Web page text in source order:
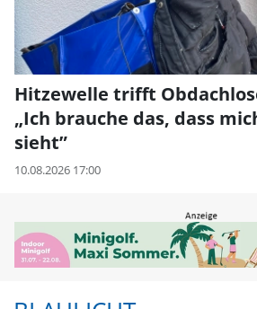
Hitzewelle trifft
„Ich brauche das, dass
sieht”
10.08.2026 17:00